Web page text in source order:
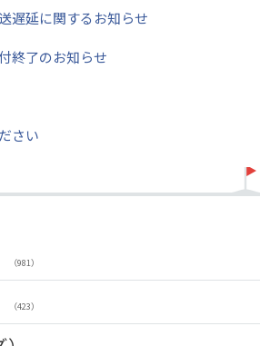
遅延に関するお知らせ
終了のお知らせ
さい
（981）
) （423）
211）